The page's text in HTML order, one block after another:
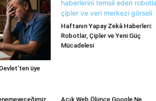
üye
Haftanın Yapay Zekâ Haberleri:
Robotlar, Çipler ve Yeni Güç
Mücadelesi
Açık Web Ölünce Google Ne